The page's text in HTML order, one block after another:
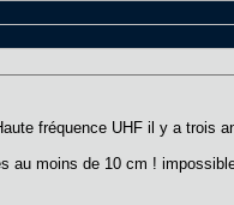
fréquence UHF il y a trois
au moins de 10 cm !